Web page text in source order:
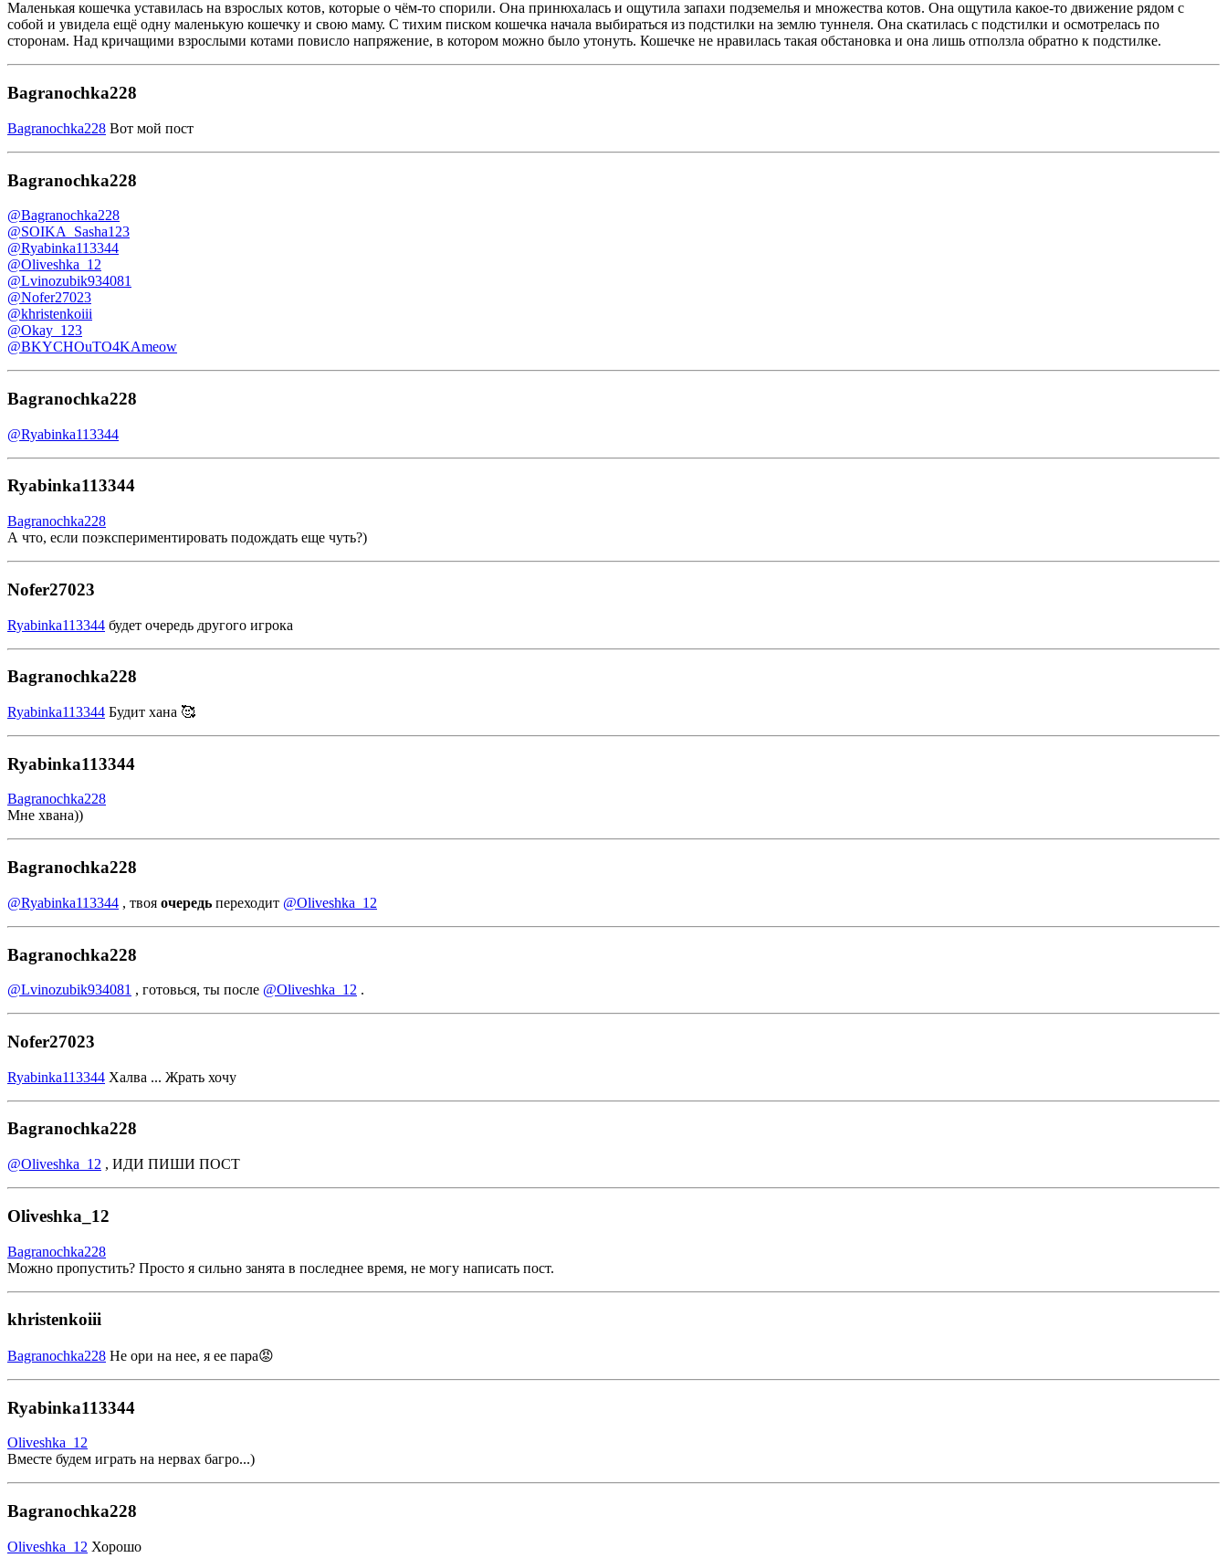
Маленькая кошечка уставилась на взрослых котов, которые о чём-то спорили. Она принюхалась и ощутила запахи подземелья и множества котов. Она ощутила какое-то движение рядом с
собой и увидела ещё одну маленькую кошечку и свою маму. С тихим писком кошечка начала выбираться из подстилки на землю туннеля. Она скатилась с подстилки и осмотрелась по
сторонам. Над кричащими взрослыми котами повисло напряжение, в котором можно было утонуть. Кошечке не нравилась такая обстановка и она лишь отползла обратно к подстилке.
Bagranochka228
Bagranochka228 Вот мой пост
Bagranochka228
@Bagranochka228
@SOIKA_Sasha123
@Ryabinka113344
@Oliveshka_12
@Lvinozubik934081
@Nofer27023
@khristenkoiii
@Okay_123
@BKYCHOuTO4KAmeow
Bagranochka228
@Ryabinka113344
Ryabinka113344
Bagranochka228
А что, если поэкспериментировать подождать еще чуть?)
Nofer27023
Ryabinka113344 будет очередь другого игрока
Bagranochka228
Ryabinka113344 Будит хана 🥰
Ryabinka113344
Bagranochka228
Мне хвана))
Bagranochka228
@Ryabinka113344 , твоя очередь переходит @Oliveshka_12
Bagranochka228
@Lvinozubik934081 , готовься, ты после @Oliveshka_12 .
Nofer27023
Ryabinka113344 Халва ... Жрать хочу
Bagranochka228
@Oliveshka_12 , ИДИ ПИШИ ПОСТ
Oliveshka_12
Bagranochka228
Можно пропустить? Просто я сильно занята в последнее время, не могу написать пост.
khristenkoiii
Bagranochka228 Не ори на нее, я ее пара😡
Ryabinka113344
Oliveshka_12
Вместе будем играть на нервах багро...)
Bagranochka228
Oliveshka_12 Хорошо